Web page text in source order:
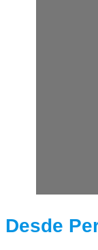
Desde